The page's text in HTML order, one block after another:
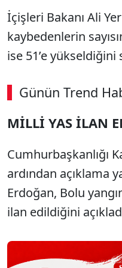
İçişleri Bakanı Ali
kaybedenlerin
ise 51’e yükseldiğini
Günün Trend
MİLLİ YAS İLAN
Cumhurbaşkanlığı
ardından açıklama
Erdoğan, Bolu
ilan edildiğini